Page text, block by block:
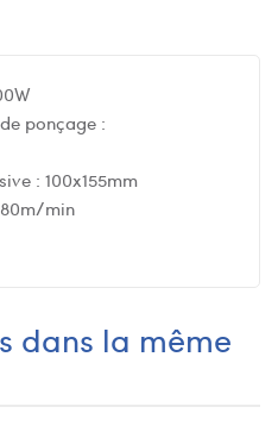
ponçage :
: 100x155mm
min
dans la même